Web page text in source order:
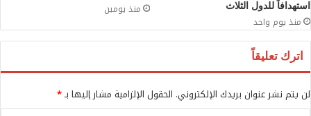
استهدافاً للدول الثلاث
منذ يوم واحد
منذ يومين
اترك تعليقاً
لن يتم نشر عنوان بريدك الإلكتروني. الحقول الإلزامية مشار إليها بـ*